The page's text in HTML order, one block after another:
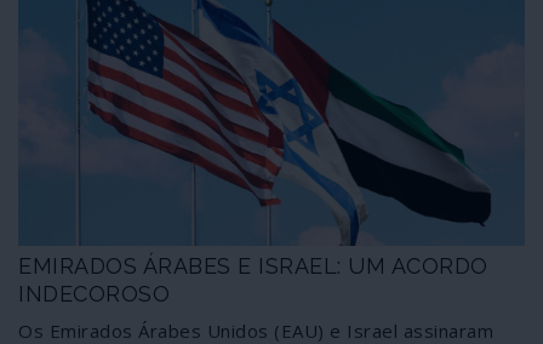
da pandemia de COVID-19 e as “medidas
estabilizadoras” dos mercados e de “ajuda” económica
decididas pelas autoridades norte-americanas – e
outras, como a Comissão Europeia. Operações como a
febril especulação nos mercados financeiros e
actividades desenvolvidas sob a capa de “filantropia”
estão na base dos níveis obscenos de riqueza dos 12
plutocratas, transformados em vedetas sociais pela
comunicação social corporativa.
EMIRADOS ÁRABES E ISRAEL: UM ACORDO
INDECOROSO
Os Emirados Árabes Unidos (EAU) e Israel assinaram